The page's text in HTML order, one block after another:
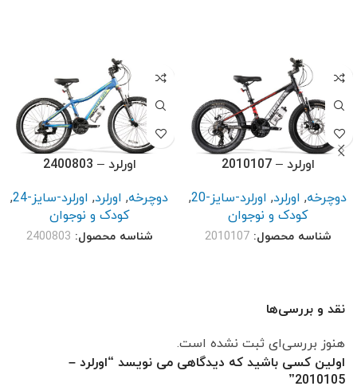
اورلرد – 2010107
دوچرخه, اورلرد, اورلرد-سایز-20
,
کودک و نوجوان
شناسه محصول:2010107
اورلرد – 2400803
دوچرخه, اورلرد, اورلرد-سایز-24
,
کودک و نوجوان
شناسه محصول: 2400803
نقد و بررسی‌ها
هنوز بررسی‌ای ثبت نشده است.
اولین کسی باشید که دیدگاهی می نویسد “اورلرد –
2010105”